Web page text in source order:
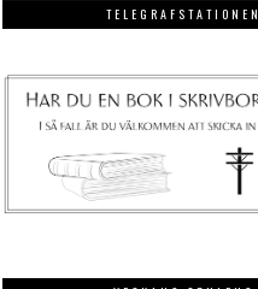
TELEGRAFSTATIONEN